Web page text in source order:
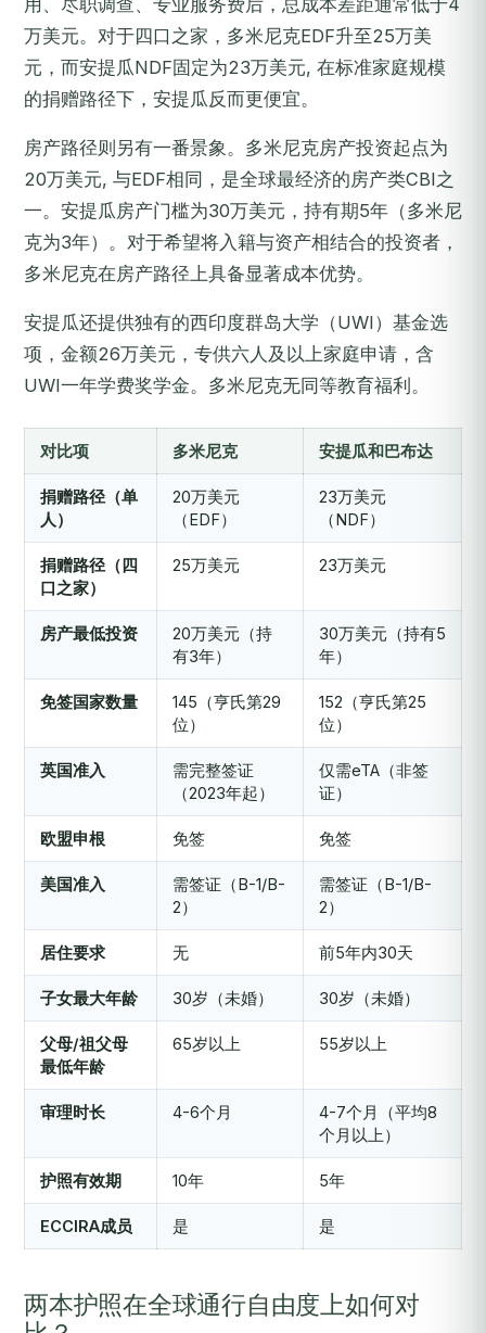
用、尽职调查、专业服务费后，总成本差距通常低于4
万美元。对于四口之家，多米尼克EDF升至25万美
元，而安提瓜NDF固定为23万美元, 在标准家庭规模
的捐赠路径下，安提瓜反而更便宜。
房产路径则另有一番景象。多米尼克房产投资起点为
20万美元, 与EDF相同，是全球最经济的房产类CBI之
一。安提瓜房产门槛为30万美元，持有期5年（多米尼
克为3年）。对于希望将入籍与资产相结合的投资者，
多米尼克在房产路径上具备显著成本优势。
安提瓜还提供独有的西印度群岛大学（UWI）基金选
项，金额26万美元，专供六人及以上家庭申请，含
UWI一年学费奖学金。多米尼克无同等教育福利。
对比项 多米尼克 安提瓜和巴布达
捐赠路径（单
人）
20万美元
（EDF）
23万美元
（NDF）
捐赠路径（四
口之家）
25万美元 23万美元
房产最低投资
20万美元（持
有3年）
30万美元（持有5
年）
免签国家数量
145（亨氏第29
位）
152（亨氏第25
位）
英国准入
需完整签证
（2023年起）
仅需eTA（非签
证）
欧盟申根 免签 免签
美国准入
需签证（B-1/B-
2）
需签证（B-1/B-
2）
居住要求 无 前5年内30天
子女最大年龄 30岁（未婚） 30岁（未婚）
父母/祖父母
最低年龄
65岁以上 55岁以上
审理时长 4-6个月
4-7个月（平均8
个月以上）
护照有效期 10年 5年
ECCIRA成员 是 是
两本护照在全球通行自由度上如何对